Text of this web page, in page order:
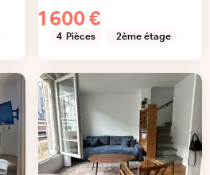
1 600 €
4 Pièces 2ème étage